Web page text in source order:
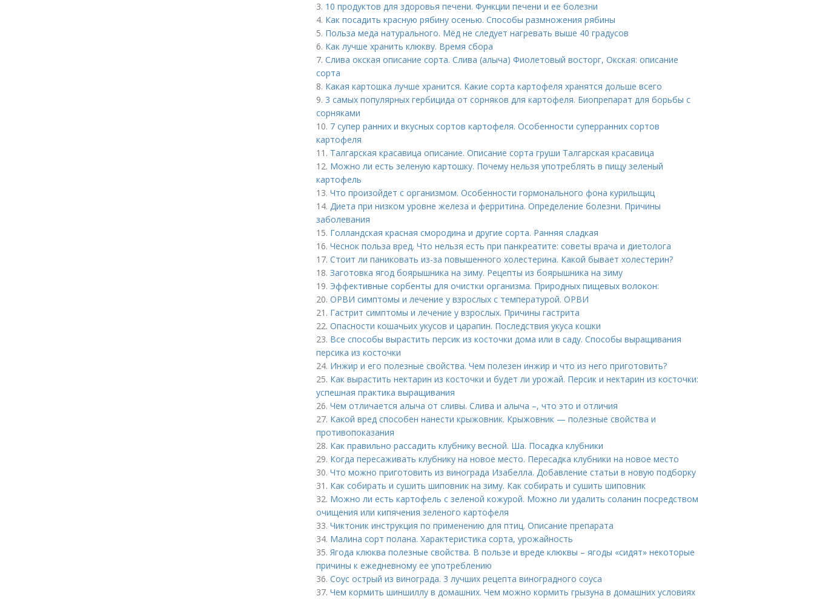
3. 10 продуктов для здоровья печени. Функции печени и ее болезни
4. Как посадить красную рябину осенью. Способы размножения рябины
5. Польза меда натурального. Мёд не следует нагревать выше 40 градусов
6. Как лучше хранить клюкву. Время сбора
7. Слива окская описание сорта. Слива (алыча) Фиолетовый восторг, Окская: описание
сорта
8. Какая картошка лучше хранится. Какие сорта картофеля хранятся дольше всего
9. 3 самых популярных гербицида от сорняков для картофеля. Биопрепарат для борьбы с
сорняками
10. 7 супер ранних и вкусных сортов картофеля. Особенности суперранних сортов
картофеля
11. Талгарская красавица описание. Описание сорта груши Талгарская красавица
12. Можно ли есть зеленую картошку. Почему нельзя употреблять в пищу зеленый
картофель
13. Что произойдет с организмом. Особенности гормонального фона курильщиц
14. Диета при низком уровне железа и ферритина. Определение болезни. Причины
заболевания
15. Голландская красная смородина и другие сорта. Ранняя сладкая
16. Чеснок польза вред. Что нельзя есть при панкреатите: советы врача и диетолога
17. Стоит ли паниковать из-за повышенного холестерина. Какой бывает холестерин?
18. Заготовка ягод боярышника на зиму. Рецепты из боярышника на зиму
19. Эффективные сорбенты для очистки организма. Природных пищевых волокон:
20. ОРВИ симптомы и лечение у взрослых с температурой. ОРВИ
21. Гастрит симптомы и лечение у взрослых. Причины гастрита
22. Опасности кошачьих укусов и царапин. Последствия укуса кошки
23. Все способы вырастить персик из косточки дома или в саду. Способы выращивания
персика из косточки
24. Инжир и его полезные свойства. Чем полезен инжир и что из него приготовить?
25. Как вырастить нектарин из косточки и будет ли урожай. Персик и нектарин из косточки:
успешная практика выращивания
26. Чем отличается алыча от сливы. Слива и алыча –, что это и отличия
27. Какой вред способен нанести крыжовник. Крыжовник — полезные свойства и
противопоказания
28. Как правильно рассадить клубнику весной. Ша. Посадка клубники
29. Когда пересаживать клубнику на новое место. Пересадка клубники на новое место
30. Что можно приготовить из винограда Изабелла. Добавление статьи в новую подборку
31. Как собирать и сушить шиповник на зиму. Как собирать и сушить шиповник
32. Можно ли есть картофель с зеленой кожурой. Можно ли удалить соланин посредством
очищения или кипячения зеленого картофеля
33. Чиктоник инструкция по применению для птиц. Описание препарата
34. Малина сорт полана. Характеристика сорта, урожайность
35. Ягода клюква полезные свойства. В пользе и вреде клюквы – ягоды «сидят» некоторые
причины к ежедневному ее употреблению
36. Соус острый из винограда. 3 лучших рецепта виноградного соуса
37. Чем кормить шиншиллу в домашних. Чем можно кормить грызуна в домашних условиях